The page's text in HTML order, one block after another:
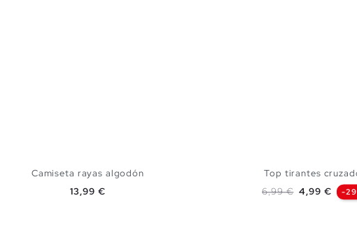
Camiseta rayas algodón
Precio
13,99 €
Top tirantes
Precio base
6,99 € Precio
4,99 € -